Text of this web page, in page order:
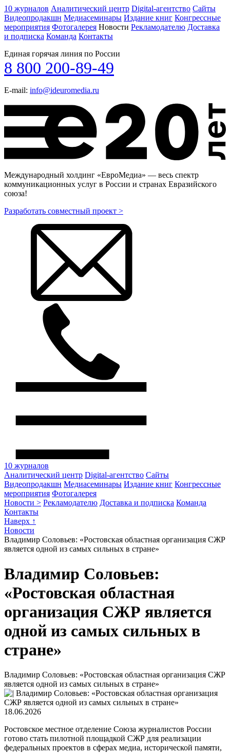
10 журналов Аналитический центр Digital-агентство Сайты
Видеопродакшн Медиасеминары Издание книг Конгрессные
мероприятия Фотогалерея Новости Рекламодателю Доставка
и подписка Команда Контакты
Единая горячая линия по России
8 800 200-89-49
E-mail: info@ideuromedia.ru
Международный холдинг «ЕвроМедиа» — весь спектр
коммуникационных услуг в России и странах Евразийского
союза!
Разработать совместный проект >
10 журналов
Аналитический центр Digital-агентство Сайты
Видеопродакшн Медиасеминары Издание книг Конгрессные
мероприятия Фотогалерея
Новости > Рекламодателю Доставка и подписка Команда
Контакты
Наверх ↑
Новости
Владимир Соловьев: «Ростовская областная организация СЖР
является одной из самых сильных в стране»
Владимир Соловьев:
«Ростовская областная
организация СЖР является
одной из самых сильных в
стране»
Владимир Соловьев: «Ростовская областная организация СЖР
является одной из самых сильных в стране»
18.06.2026
Ростовское местное отделение Союза журналистов России
готово стать пилотной площадкой СЖР для реализации
федеральных проектов в сферах медиа, исторической памяти,